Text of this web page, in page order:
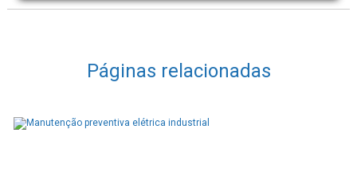
Páginas relacionadas